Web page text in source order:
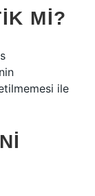
MI?
ile